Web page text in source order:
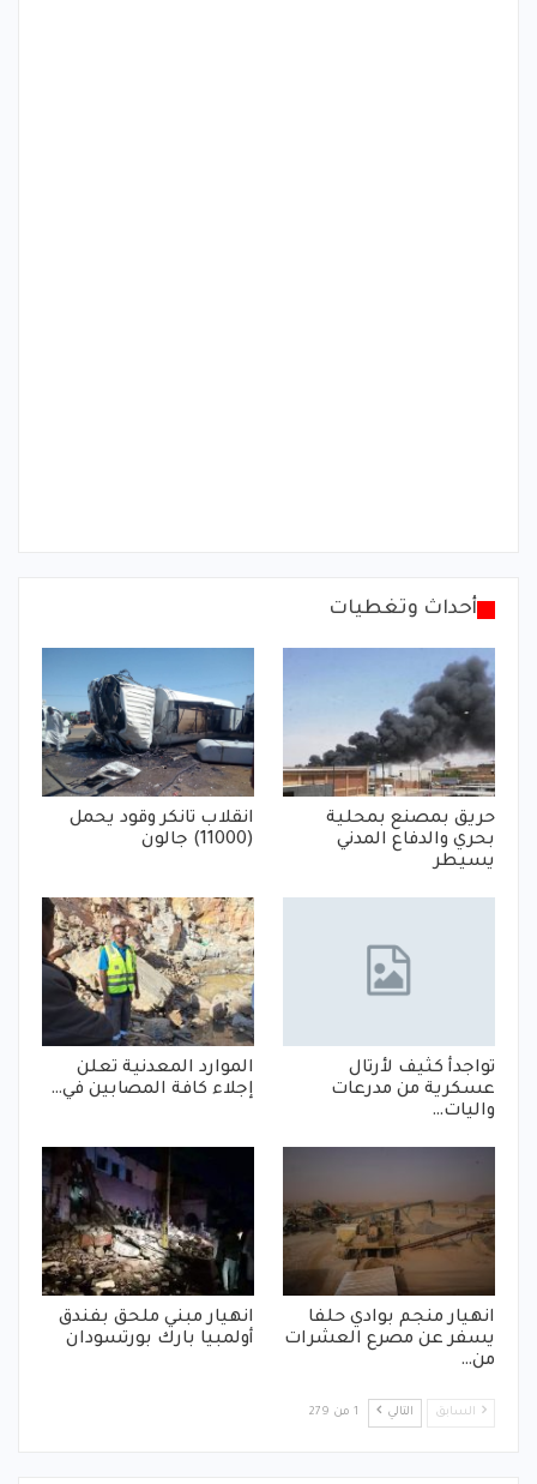
أحداث وتغطيات
حريق بمصنع بمحلية
بحري والدفاع المدني
يسيطر
انقلاب تانكر وقود يحمل
(11000) جالون
تواجدأ كثيف لأرتال
عسكرية من مدرعات
واليات…
الموارد المعدنية تعلن
إجلاء كافة المصابين في…
انهيار منجم بوادي حلفا
يسفر عن مصرع العشرات
من…
انهيار مبني ملحق بفندق
أولمبيا بارك بورتسودان
السابق التالي 1 من 279